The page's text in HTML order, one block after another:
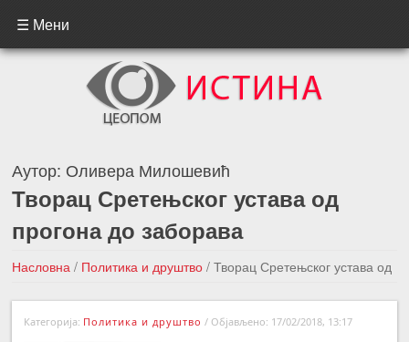
☰ Мени
Аутор: Оливера Милошевић
Творац Сретењског устава од
прогона до заборава
Насловна / Политика и друштво / Творац Сретењског устава од
прогона до заборава
←Претходна вест
Следећа вест →
Категорија: Политика и друштво / Објављено: 17/02/2018, 13:17